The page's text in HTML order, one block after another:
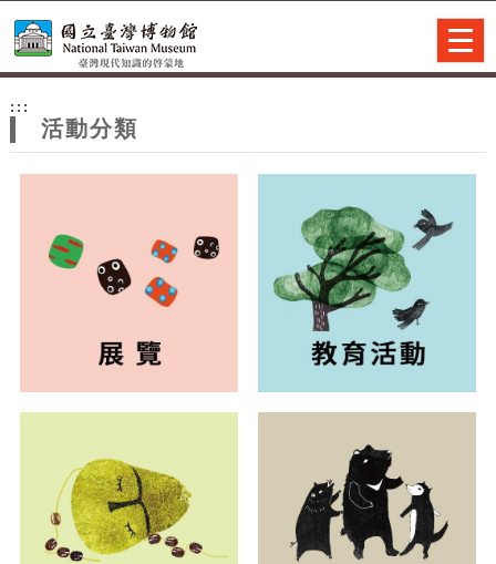
網
站
主
:::
活動分類